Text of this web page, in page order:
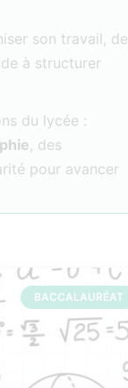
son travail, de
à structurer
du lycée :
, des
pour avancer
BACCALAURÉAT